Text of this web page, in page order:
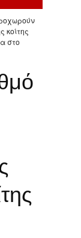
κοίτης
στο